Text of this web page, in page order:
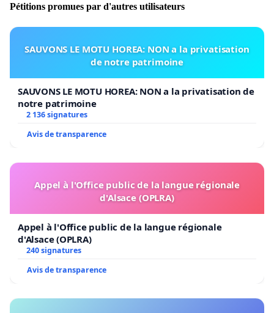
Pétitions promues par d'autres utilisateurs
SAUVONS LE MOTU HOREA: NON a la privatisation
de notre patrimoine
SAUVONS LE MOTU HOREA: NON a la privatisation de
notre patrimoine
2 136 signatures
Avis de transparence
Appel à l'Office public de la langue régionale
d'Alsace (OPLRA)
Appel à l'Office public de la langue régionale
d'Alsace (OPLRA)
240 signatures
Avis de transparence